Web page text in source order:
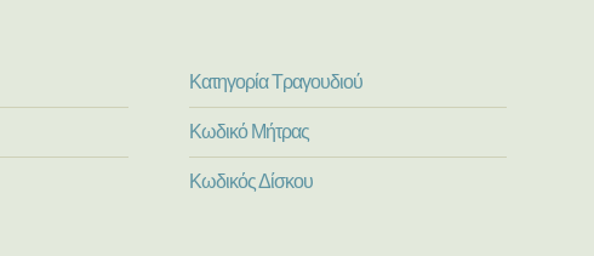
Κατηγορία Τραγουδιού
Κωδικό Μήτρας
Κωδικός Δίσκου